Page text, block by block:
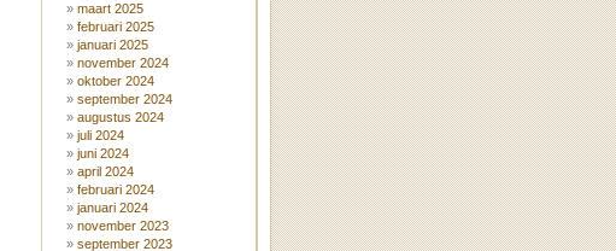
maart 2025
februari 2025
januari 2025
november 2024
oktober 2024
september 2024
augustus 2024
juli 2024
juni 2024
april 2024
februari 2024
januari 2024
november 2023
september 2023